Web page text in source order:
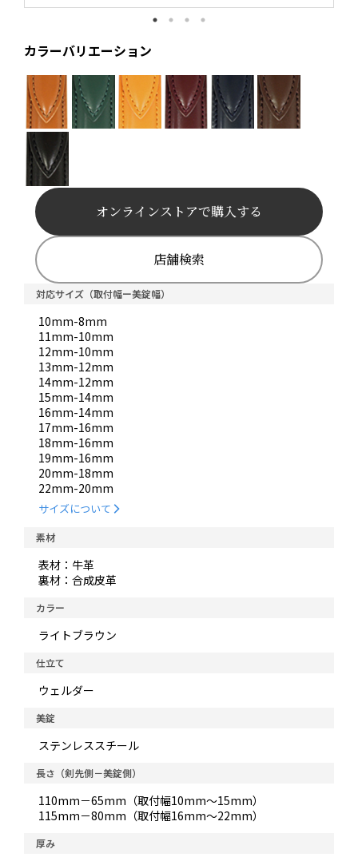
カラーバリエーション
対応サイズ（取付幅ー美錠幅）
10mm-8mm
11mm-10mm
12mm-10mm
13mm-12mm
14mm-12mm
15mm-14mm
16mm-14mm
17mm-16mm
18mm-16mm
19mm-16mm
20mm-18mm
22mm-20mm
サイズについて
素材
表材：牛革
裏材：合成皮革
カラー
ライトブラウン
仕立て
ウェルダー
美錠
ステンレススチール
長さ（剣先側－美錠側）
110mm－65mm（取付幅10mm～15mm）
115mm－80mm（取付幅16mm～22mm）
厚み
オンラインストアで購入する
店舗検索